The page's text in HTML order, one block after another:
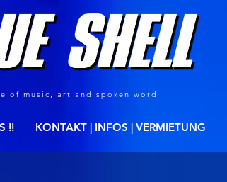
of music, art and spoken word
!! KONTAKT | INFOS | VERMIETUNG